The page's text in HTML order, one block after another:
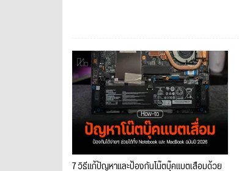
7 วิธีแก้ปัญหาและป้องกันโน๊ตบุ๊คแบตเสื่อมด้วย